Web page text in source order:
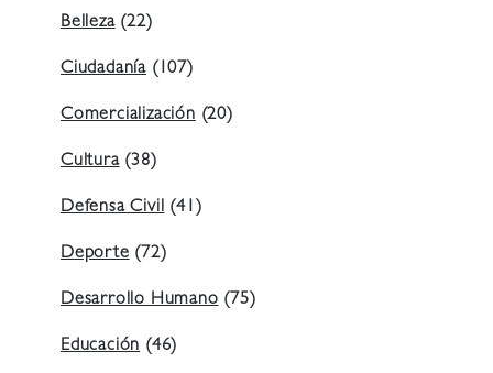
Belleza(22)
Ciudadanía (107)
Comercialización (20)
Cultura(38)
Defensa Civil (41)
Deporte (72)
Desarrollo Humano (75)
Educación (46)